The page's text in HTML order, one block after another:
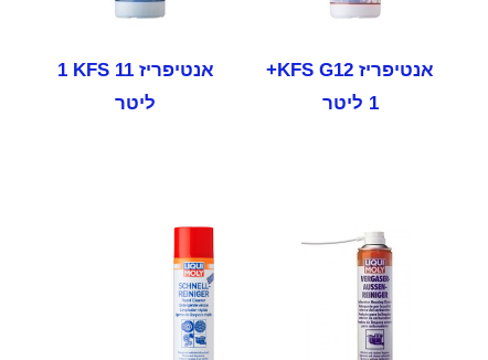
אנטיפריז KFS G12+
‏1 ליטר
אנטיפריז KFS 11 ‏1
ליטר